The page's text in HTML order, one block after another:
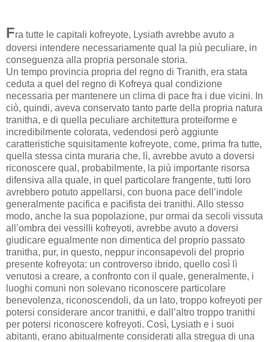
Fra tutte le capitali kofreyote, Lysiath avrebbe avuto a
doversi intendere necessariamente qual la più peculiare, in
conseguenza alla propria personale storia.
Un tempo provincia propria del regno di Tranith, era stata
ceduta a quel del regno di Kofreya qual condizione
necessaria per mantenere un clima di pace fra i due vicini. In
ciò, quindi, aveva conservato tanto parte della propria natura
tranitha, e di quella peculiare architettura proteiforme e
incredibilmente colorata, vedendosi però aggiunte
caratteristiche squisitamente kofreyote, come, prima fra tutte,
quella stessa cinta muraria che, lì, avrebbe avuto a doversi
riconoscere qual, probabilmente, la più importante risorsa
difensiva alla quale, in quel particolare frangente, tutti loro
avrebbero potuto appellarsi, con buona pace dell’indole
generalmente pacifica e pacifista dei tranithi. Allo stesso
modo, anche la sua popolazione, pur ormai da secoli vissuta
all’ombra dei vessilli kofreyoti, avrebbe avuto a doversi
giudicare egualmente non dimentica del proprio passato
tranitha, pur, in questo, neppur inconsapevoli del proprio
presente kofreyota: un controverso ibrido, quello così lì
venutosi a creare, a confronto con il quale, generalmente, i
luoghi comuni non solevano riconoscere particolare
benevolenza, riconoscendoli, da un lato, troppo kofreyoti per
potersi considerare ancor tranithi, e dall’altro troppo tranithi
per potersi riconoscere kofreyoti. Così, Lysiath e i suoi
abitanti, erano abitualmente considerati alla stregua di una